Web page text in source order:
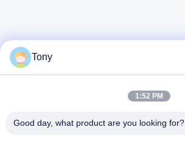
Tony
1:52 PM
Good day, what product are you looking for?